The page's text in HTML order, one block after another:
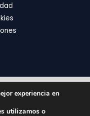
experiencia en
utilizamos o